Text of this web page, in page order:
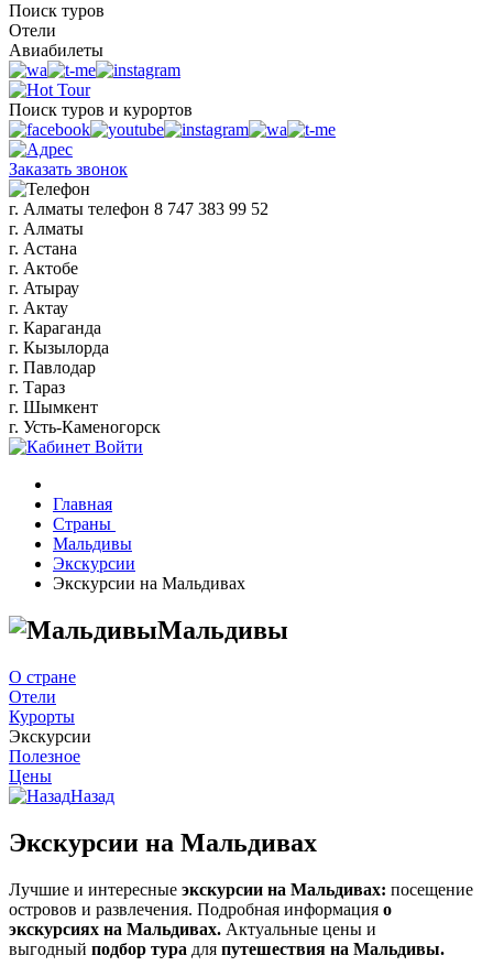
Поиск туров
Отели
Авиабилеты
Поиск туров и курортов
Заказать звонок
г. Алматы телефон 8 747 383 99 52
г. Алматы
г. Астана
г. Актобе
г. Атырау
г. Актау
г. Караганда
г. Кызылорда
г. Павлодар
г. Тараз
г. Шымкент
г. Усть-Каменогорск
Войти
Главная
Страны
Мальдивы
Экскурсии
Экскурсии на Мальдивах
Мальдивы
О стране
Отели
Курорты
Экскурсии
Полезное
Цены
Назад
Экскурсии на Мальдивах
Лучшие и интересные экскурсии на Мальдивах: посещение
островов и развлечения. Подробная информация о
экскурсиях на Мальдивах. Актуальные цены и
выгодный подбор тура для путешествия на Мальдивы.